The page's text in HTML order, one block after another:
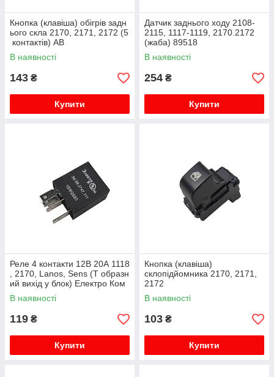
Кнопка (клавіша) обігрів задн
ього скла 2170, 2171, 2172 (5
контактів) АВ
В наявності
143 ₴
Купити
Датчик заднього ходу 2108-
2115, 1117-1119, 2170.2172
(жаба) 89518
В наявності
254 ₴
Купити
Реле 4 контакти 12В 20А 1118
, 2170, Lanos, Sens (Т образн
ий вихід у блок) Електро Ком
В наявності
119 ₴
Купити
Кнопка (клавіша)
склопідйомника 2170, 2171,
2172
В наявності
103 ₴
Купити